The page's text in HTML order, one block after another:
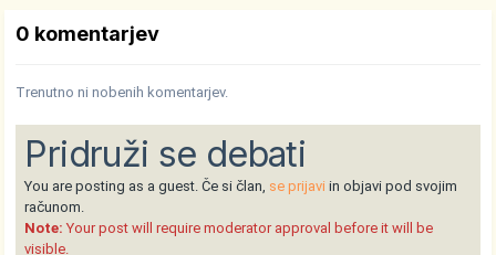
0 komentarjev
Trenutno ni nobenih komentarjev.
Pridruži se debati
You are posting as a guest. Če si član, se prijavi in objavi pod svojim
računom.
Note: Your post will require moderator approval before it will be
visible.